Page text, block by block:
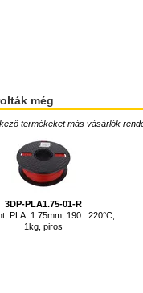
még
termékeket más vásárlók
3DP-PLA1.75-01-R
PLA, 1.75mm, 190...220°C,
1kg, piros